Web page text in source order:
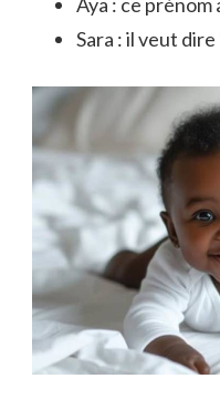
Sara : il veut dire